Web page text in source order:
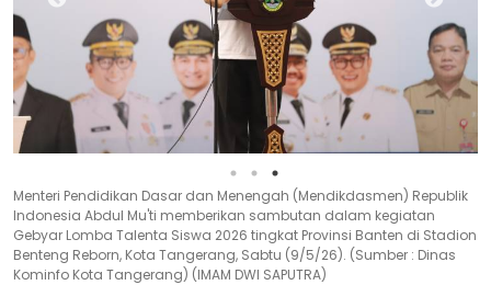
Menteri Pendidikan Dasar dan Menengah (Mendikdasmen) Republik
Indonesia Abdul Mu'ti memberikan sambutan dalam kegiatan
Gebyar Lomba Talenta Siswa 2026 tingkat Provinsi Banten di Stadion
Benteng Reborn, Kota Tangerang, Sabtu (9/5/26). (Sumber : Dinas
Kominfo Kota Tangerang) (IMAM DWI SAPUTRA)